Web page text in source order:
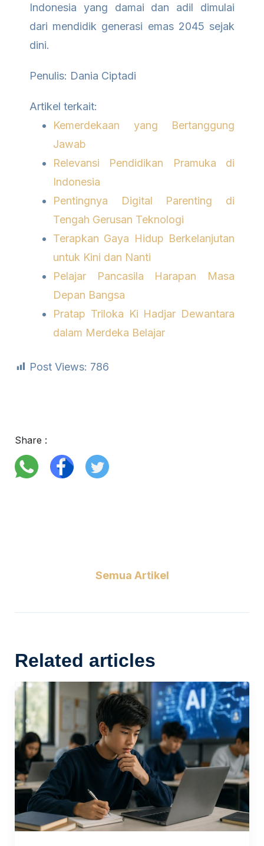
Indonesia yang damai dan adil dimulai
dari mendidik generasi emas 2045 sejak
dini.
Penulis: Dania Ciptadi
Artikel terkait:
Kemerdekaan yang Bertanggung
Jawab
Relevansi Pendidikan Pramuka di
Indonesia
Pentingnya Digital Parenting di
Tengah Gerusan Teknologi
Terapkan Gaya Hidup Berkelanjutan
untuk Kini dan Nanti
Pelajar Pancasila Harapan Masa
Depan Bangsa
Pratap Triloka Ki Hadjar Dewantara
dalam Merdeka Belajar
Post Views: 786
Share :
Semua Artikel
Related articles